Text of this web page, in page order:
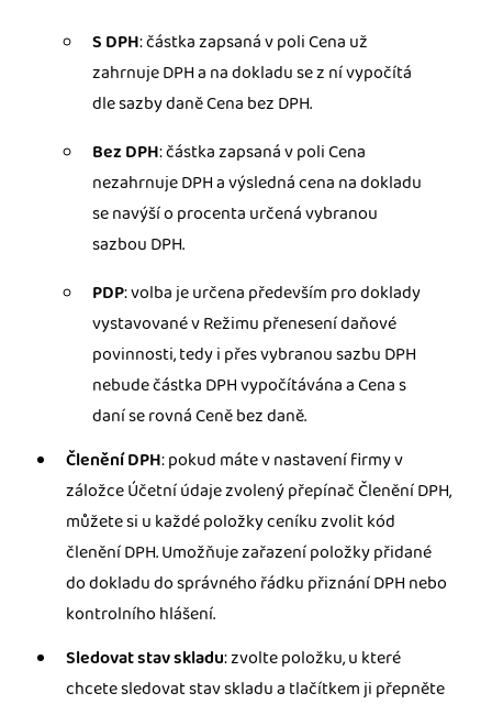
S DPH: částka zapsaná v poli Cena už
zahrnuje DPH a na dokladu se z ní vypočítá
dle sazby daně Cena bez DPH.
Bez DPH: částka zapsaná v poli Cena
nezahrnuje DPH a výsledná cena na dokladu
se navýší o procenta určená vybranou
sazbou DPH.
PDP: volba je určena především pro doklady
vystavované v Režimu přenesení daňové
povinnosti, tedy i přes vybranou sazbu DPH
nebude částka DPH vypočítávána a Cena s
daní se rovná Ceně bez daně.
Členění DPH: pokud máte v nastavení firmy v
záložce Účetní údaje zvolený přepínač Členění DPH,
můžete si u každé položky ceníku zvolit kód
členění DPH. Umožňuje zařazení položky přidané
do dokladu do správného řádku přiznání DPH nebo
kontrolního hlášení.
Sledovat stav skladu: zvolte položku, u které
chcete sledovat stav skladu a tlačítkem ji přepněte